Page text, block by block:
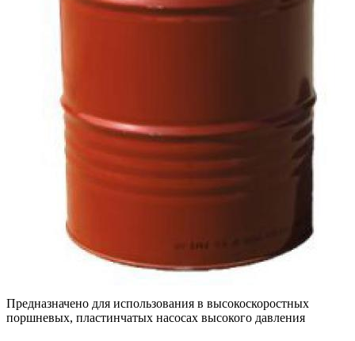
Предназначено для использования в высокоскоростных
поршневых, пластинчатых насосах высокого давления